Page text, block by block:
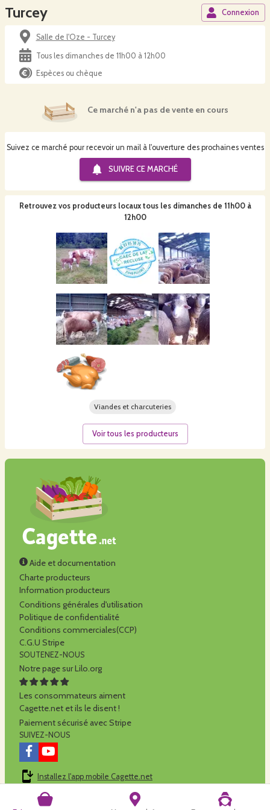
Turcey Connexion
Salle de l'Oze - Turcey
Tous les dimanches de 11h00 à 12h00
Espèces ou chèque
Ce marché n'a pas de vente en cours
Suivez ce marché pour recevoir un mail à l'ouverture des prochaines ventes
SUIVRE CE MARCHÉ
Retrouvez vos producteurs locaux tous les dimanches de 11h00 à
12h00
Viandes et charcuteries
Voir tous les producteurs
Aide et documentation
Charte producteurs
Information producteurs
Conditions générales d'utilisation
Politique de confidentialité
Conditions commerciales(CCP)
C.G.U Stripe
SOUTENEZ-NOUS
Notre page sur Lilo.org
Les consommateurs aiment
Cagette.net et ils le disent !
Paiement sécurisé avec Stripe
SUIVEZ-NOUS
Installez l'app mobile Cagette.net
Cagette.net est réalisé par la SCOP Alilo